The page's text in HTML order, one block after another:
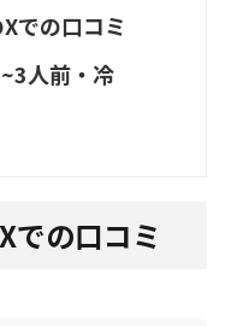
での口コミ
人前・冷
での口コミ